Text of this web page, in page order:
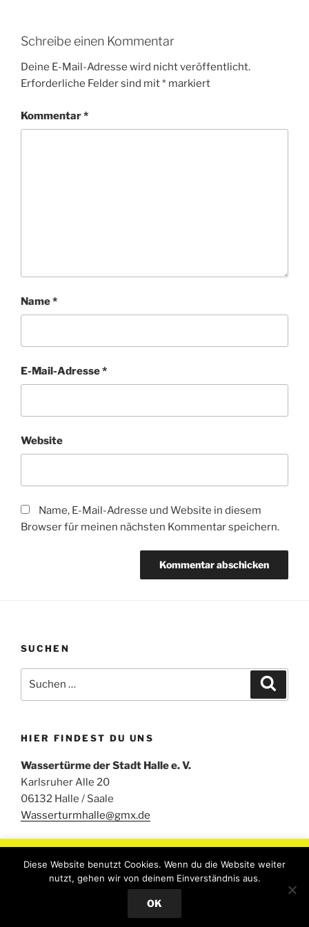
Schreibe einen Kommentar
Deine E-Mail-Adresse wird nicht veröffentlicht.
Erforderliche Felder sind mit* markiert
Kommentar*
Name*
E-Mail-Adresse*
Website
Name, E-Mail-Adresse und Website in diesem
Browser für meinen nächsten Kommentar speichern.
SUCHEN
nach:
HIER FINDEST DU UNS
Wassertürme der Stadt Halle e. V.
Karlsruher Alle 20
06132 Halle / Saale
Wasserturmhalle@gmx.de
Stolz präsentiert von WordPress
fortlaufend verbessern zu können, verwenden wir Cookies.
Durch die weitere Nutzung der Webseite stimmen Sie der
Diese Website benutzt Cookies. Wenn du die Website weiter
nutzt, gehen wir von deinem Einverständnis aus.
OK